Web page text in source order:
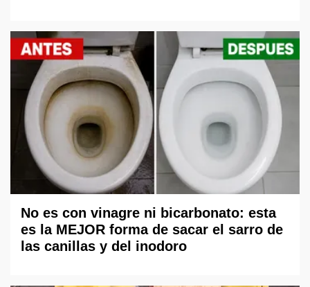
No es con vinagre ni bicarbonato: esta
es la MEJOR forma de sacar el sarro de
las canillas y del inodoro